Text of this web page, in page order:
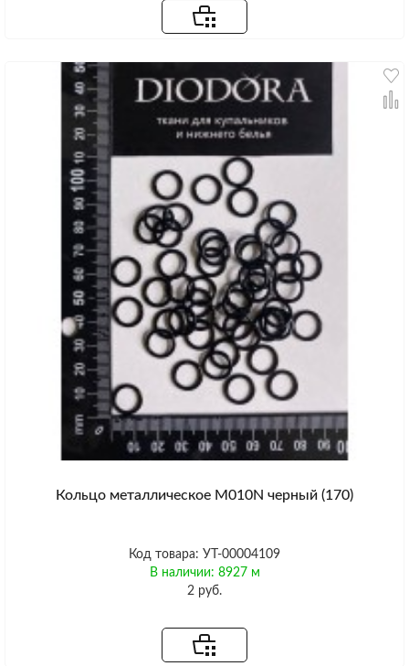
Кольцо металлическое M010N черный (170)
Код товара: УТ-00004109
В наличии: 8927 м
2 руб.